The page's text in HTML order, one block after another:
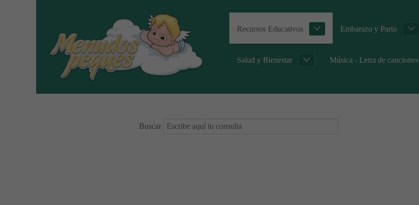
Recursos Educativos Embarazo y Parto
Salud y Bienestar Música - Letra de canciones
Buscar